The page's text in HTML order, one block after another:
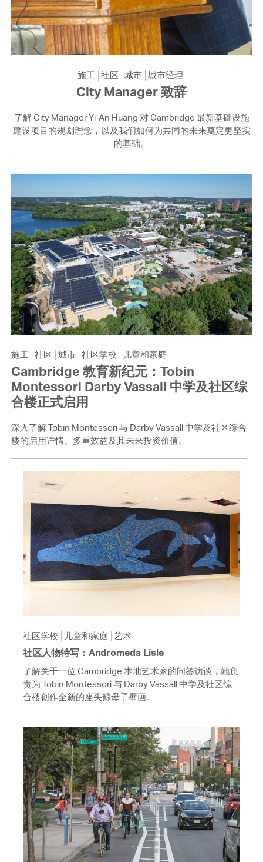
施工 社区 城市 城市经理
City Manager 致辞
了解 City Manager Yi-An Huang 对 Cambridge 最新基础设施
建设项目的规划理念，以及我们如何为共同的未来奠定更坚实
的基础。
施工 社区 城市 社区学校 儿童和家庭
Cambridge 教育新纪元：Tobin
Montessori Darby Vassall 中学及社区综
合楼正式启用
深入了解 Tobin Montessori 与 Darby Vassall 中学及社区综合
楼的启用详情、多重效益及其未来投资价值。
社区学校 儿童和家庭 艺术
社区人物特写：Andromeda Lisle
了解关于一位 Cambridge 本地艺术家的问答访谈，她负
责为 Tobin Montessori 与 Darby Vassall 中学及社区综
合楼创作全新的座头鲸母子壁画。